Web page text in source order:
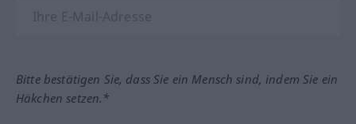
Bitte bestätigen Sie, dass Sie ein Mensch sind, indem Sie ein
Häkchen setzen.*